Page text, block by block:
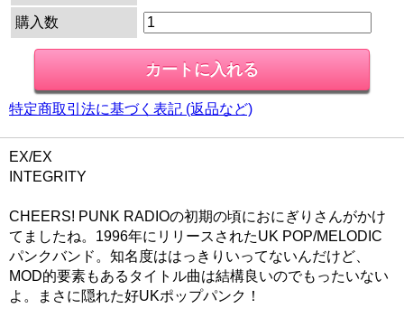
購入数
特定商取引法に基づく表記 (返品など)
EX/EX
INTEGRITY
CHEERS! PUNK RADIOの初期の頃におにぎりさんがかけ
てましたね。1996年にリリースされたUK POP/MELODIC
パンクバンド。知名度ははっきりいってないんだけど、
MOD的要素もあるタイトル曲は結構良いのでもったいない
よ。まさに隠れた好UKポップパンク！